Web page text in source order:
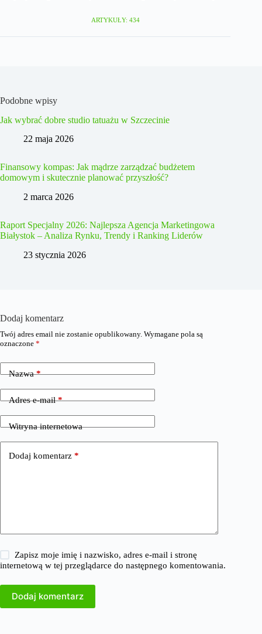
ARTYKUŁY: 434
Podobne wpisy
Jak wybrać dobre studio tatuażu w Szczecinie
22 maja 2026
Finansowy kompas: Jak mądrze zarządzać budżetem
domowym i skutecznie planować przyszłość?
2 marca 2026
Raport Specjalny 2026: Najlepsza Agencja Marketingowa
Białystok – Analiza Rynku, Trendy i Ranking Liderów
23 stycznia 2026
Dodaj komentarz
Twój adres email nie zostanie opublikowany. Wymagane pola są
oznaczone *
Nazwa*
Adres e-mail*
Witryna internetowa
Dodaj komentarz *
Zapisz moje imię i nazwisko, adres e-mail i stronę
internetową w tej przeglądarce do następnego komentowania.
Dodaj komentarz